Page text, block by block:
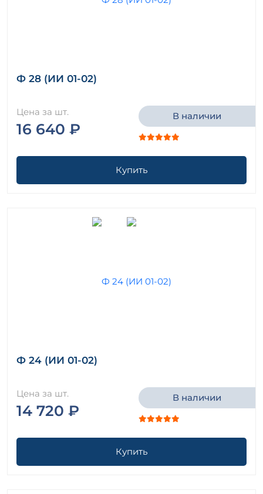
Ф 28 (ИИ 01-02)
Цена за шт.
16 640 ₽
В наличии
Купить
Ф 24 (ИИ 01-02)
Цена за шт.
14 720 ₽
В наличии
Купить